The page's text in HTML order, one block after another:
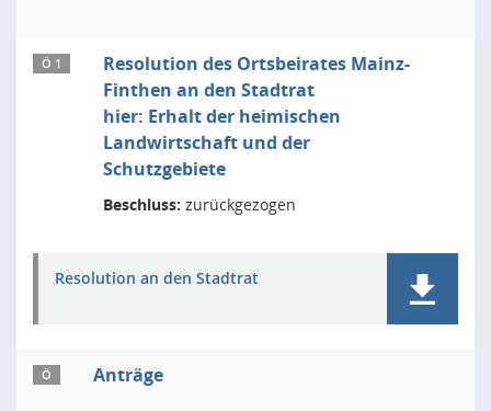
Ö 1
Resolution des Ortsbeirates Mainz-
Finthen an den Stadtrat
hier: Erhalt der heimischen
Landwirtschaft und der
Schutzgebiete
Beschluss: zurückgezogen
Resolution an den Stadtrat
Ö Anträge